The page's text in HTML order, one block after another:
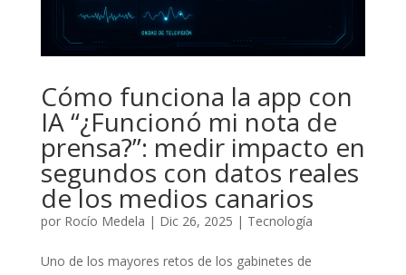
Cómo funciona la app con
IA “¿Funcionó mi nota de
prensa?”: medir impacto en
segundos con datos reales
de los medios canarios
por Rocío Medela | Dic 26, 2025 | Tecnología
Uno de los mayores retos de los gabinetes de